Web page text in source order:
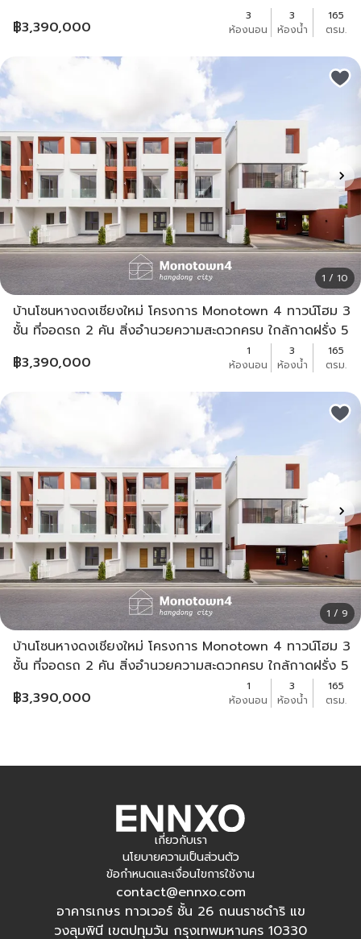
฿3,390,000
3
ห้องนอน
3
ห้องน้ำ
165
ตรม.
1 / 10
บ้านโซนหางดงเชียงใหม่ โครงการ Monotown 4 ทาวน์โฮม 3
ชั้น ที่จอดรถ 2 คัน สิ่งอำนวยความสะดวกครบ ใกล้กาดฝรั่ง 5
฿3,390,000
1
ห้องนอน
3
ห้องน้ำ
165
ตรม.
1 / 9
บ้านโซนหางดงเชียงใหม่ โครงการ Monotown 4 ทาวน์โฮม 3
ชั้น ที่จอดรถ 2 คัน สิ่งอำนวยความสะดวกครบ ใกล้กาดฝรั่ง 5
฿3,390,000
1
ห้องนอน
3
ห้องน้ำ
165
ตรม.
เกี่ยวกับเรา
นโยบายความเป็นส่วนตัว
ข้อกำหนดและเงื่อนไขการใช้งาน
contact@ennxo.com
อาคารเกษร ทาวเวอร์ ชั้น 26 ถนนราชดำริ แข
วงลุมพินี เขตปทุมวัน กรุงเทพมหานคร 10330